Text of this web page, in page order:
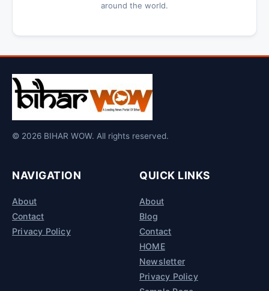
around the world.
© 2026 BIHAR WOW. All rights reserved.
NAVIGATION
About
Contact
Privacy Policy
QUICK LINKS
About
Blog
Contact
HOME
Newsletter
Privacy Policy